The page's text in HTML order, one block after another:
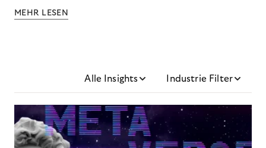
MEHR LESEN
Alle Insights Industrie Filter